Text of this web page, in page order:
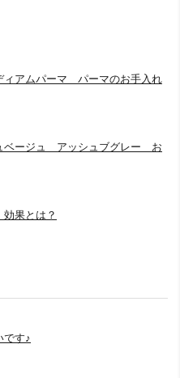
アムパーマ パーマのお手入れ
ベージュ アッシュブグレー お
果とは？
です♪